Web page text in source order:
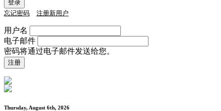
忘记密码 注册新用户
用户名
电子邮件
密码将通过电子邮件发送给您。
Thursday, August 6th, 2026